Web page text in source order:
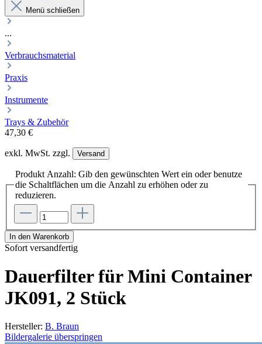
Menü schließen
...
Verbrauchsmaterial
Praxis
Instrumente
Trays & Zubehör
47,30 €
exkl. MwSt. zzgl. Versand
Produkt Anzahl: Gib den gewünschten Wert ein oder benutze
die Schaltflächen um die Anzahl zu erhöhen oder zu
reduzieren.
In den Warenkorb
Sofort versandfertig
Dauerfilter für Mini Container
JK091, 2 Stück
Hersteller: B. Braun
Bildergalerie überspringen